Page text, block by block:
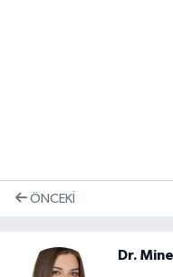
ÖNCEKI
Dr.